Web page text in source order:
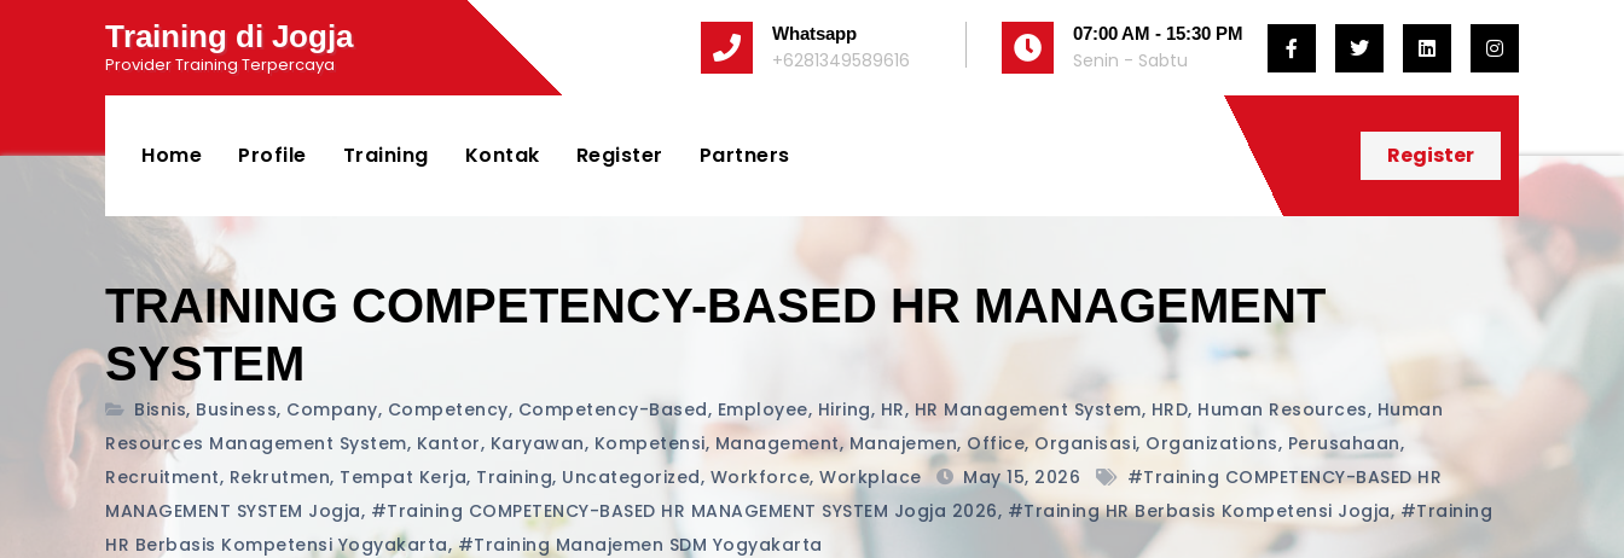
Training di Jogja
Provider Training Terpercaya
Whatsapp
+6281349589616
07:00 AM - 15:30 PM
Senin - Sabtu
Home Profile Training Kontak Register Partners Register
TRAINING COMPETENCY-BASED HR MANAGEMENT
SYSTEM
Bisnis, Business, Company, Competency, Competency-Based, Employee, Hiring, HR, HR Management System, HRD, Human Resources, Human
Resources Management System, Kantor, Karyawan, Kompetensi, Management, Manajemen, Office, Organisasi, Organizations, Perusahaan,
Recruitment, Rekrutmen, Tempat Kerja, Training, Uncategorized, Workforce, Workplace May 15, 2026
#training COMPETENCY-BASED HR
MANAGEMENT SYSTEM Jogja, #training COMPETENCY-BASED HR MANAGEMENT SYSTEM Jogja 2026, #training HR Berbasis Kompetensi Jogja,#training
HR Berbasis Kompetensi Yogyakarta,#training Manajemen SDM Yogyakarta